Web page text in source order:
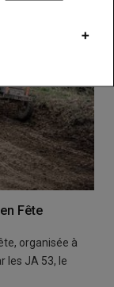
Fête
organisée à
les JA 53, le